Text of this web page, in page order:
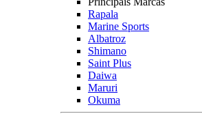
Rapala
Marine Sports
Albatroz
Shimano
Saint Plus
Daiwa
Maruri
Okuma